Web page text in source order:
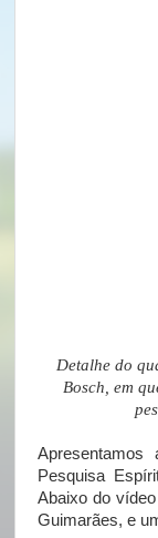
Detalhe do
Bosch, em
Pesquisa
Abaixo do
Guimarães, e